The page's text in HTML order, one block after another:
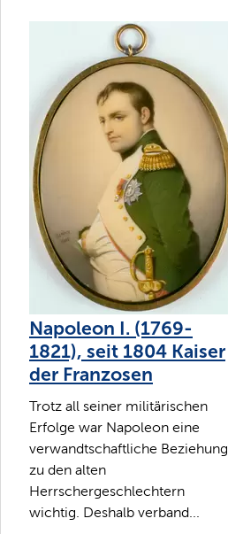
Napoleon I. (1769-
1821), seit 1804 Kaiser
der Franzosen
Trotz all seiner militärischen
Erfolge war Napoleon eine
verwandtschaftliche Beziehung
zu den alten
Herrschergeschlechtern
wichtig. Deshalb verband...